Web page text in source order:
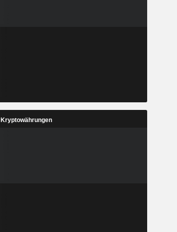
Kryptowährungen